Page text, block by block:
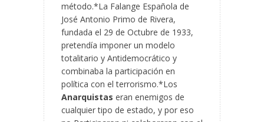
método.*La Falange Española de
José Antonio Primo de Rivera,
fundada el 29 de Octubre de 1933,
pretendía imponer un modelo
totalitario y Antidemocrático y
combinaba la participación en
política con el terrorismo.*Los
Anarquistas eran enemigos de
cualquier tipo de estado, y por eso